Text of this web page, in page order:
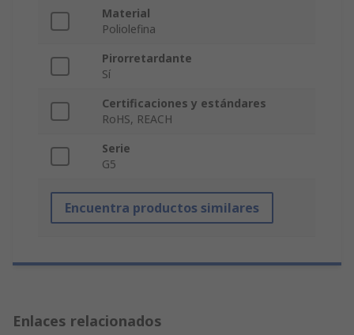
Material
Poliolefina
Pirorretardante
Sí
Certificaciones y estándares
RoHS, REACH
Serie
G5
Encuentra productos similares
Enlaces relacionados